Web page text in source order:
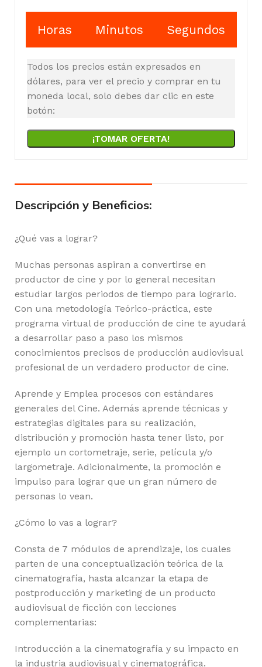
Horas Minutos Segundos
Todos los precios están expresados en
dólares, para ver el precio y comprar en tu
moneda local, solo debes dar clic en este
botón:
¡TOMAR OFERTA!
Descripción y Beneficios:
¿Qué vas a lograr?
Muchas personas aspiran a convertirse en
productor de cine y por lo general necesitan
estudiar largos periodos de tiempo para lograrlo.
Con una metodología Teórico-práctica, este
programa virtual de producción de cine te ayudará
a desarrollar paso a paso los mismos
conocimientos precisos de producción audiovisual
profesional de un verdadero productor de cine.
Aprende y Emplea procesos con estándares
generales del Cine. Además aprende técnicas y
estrategias digitales para su realización,
distribución y promoción hasta tener listo, por
ejemplo un cortometraje, serie, película y/o
largometraje. Adicionalmente, la promoción e
impulso para lograr que un gran número de
personas lo vean.
¿Cómo lo vas a lograr?
Consta de 7 módulos de aprendizaje, los cuales
parten de una conceptualización teórica de la
cinematografía, hasta alcanzar la etapa de
postproducción y marketing de un producto
audiovisual de ficción con lecciones
complementarias:
Introducción a la cinematografía y su impacto en
la industria audiovisual y cinematográfica.